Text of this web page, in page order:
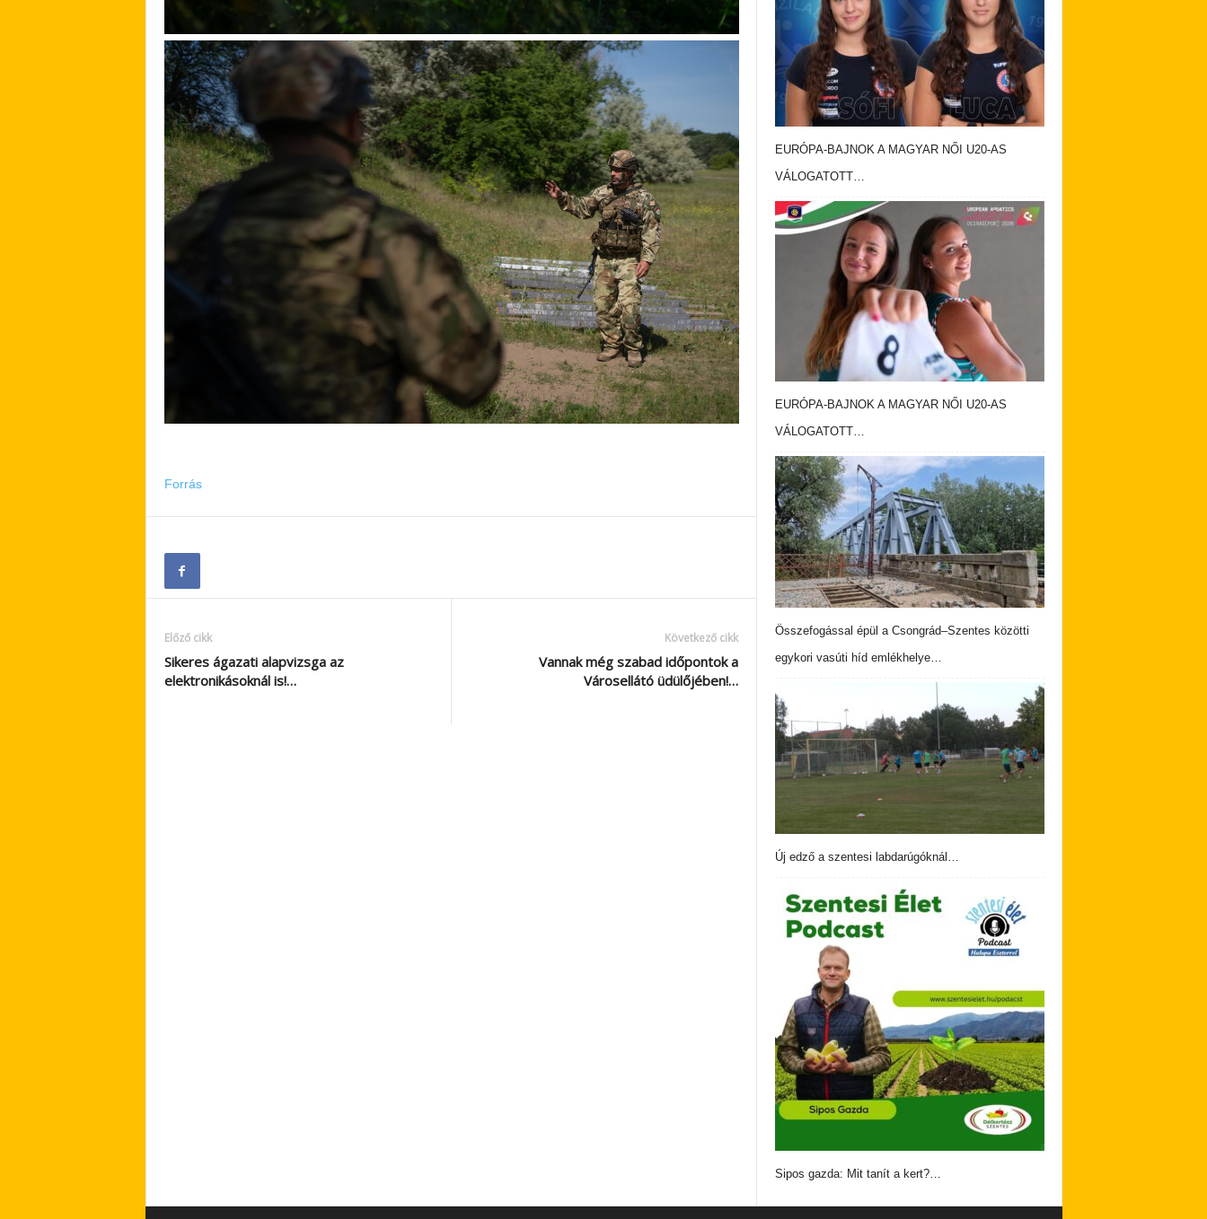
Forrás
Előző cikk
Sikeres ágazati alapvizsga az
elektronikásoknál is!…
Következő cikk
Vannak még szabad időpontok a
Városellátó üdülőjében!…
EURÓPA-BAJNOK A MAGYAR NŐI U20-AS
VÁLOGATOTT…
EURÓPA-BAJNOK A MAGYAR NŐI U20-AS
VÁLOGATOTT…
Összefogással épül a Csongrád–Szentes közötti
egykori vasúti híd emlékhelye…
Új edző a szentesi labdarúgóknál…
Sipos gazda: Mit tanít a kert?…